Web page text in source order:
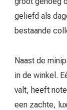
geliefd als
bestaande
Naast de
in de winkel.
valt, heeft
een zachte,